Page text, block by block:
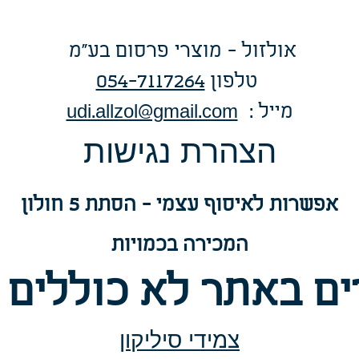
אולזול - מוצרי פרסום בע"מ
טלפון054-7117264
udi.allzol@gmail.com
: מייל
הצהרת נגישות
אפשרות לאיסוף עצמי - הסתת 5 חולון
המכירה בכמויות
באתר לא
צמידי סיליקון